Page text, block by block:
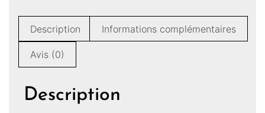
Description Informations complémentaires
Avis (0)
Description